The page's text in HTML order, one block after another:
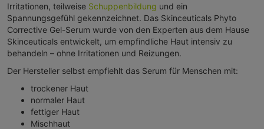
Irritationen, teilweise Schuppenbildung und ein
Spannungsgefühl gekennzeichnet. Das Skinceuticals Phyto
Corrective Gel-Serum wurde von den Experten aus dem Hause
Skinceuticals entwickelt, um empfindliche Haut intensiv zu
behandeln – ohne Irritationen und Reizungen.
Der Hersteller selbst empfiehlt das Serum für Menschen mit:
trockener Haut
normaler Haut
fettiger Haut
Mischhaut